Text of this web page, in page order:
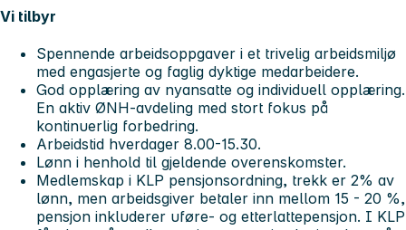
Vi tilbyr
Spennende arbeidsoppgaver i et trivelig arbeidsmiljø
med engasjerte og faglig dyktige medarbeidere.
God opplæring av nyansatte og individuell opplæring.
En aktiv ØNH-avdeling med stort fokus på
kontinuerlig forbedring.
Arbeidstid hverdager 8.00-15.30.
Lønn i henhold til gjeldende overenskomster.
Medlemskap i KLP pensjonsordning, trekk er 2% av
lønn, men arbeidsgiver betaler inn mellom 15 - 20 %,
pensjon inkluderer uføre- og etterlattepensjon. I KLP